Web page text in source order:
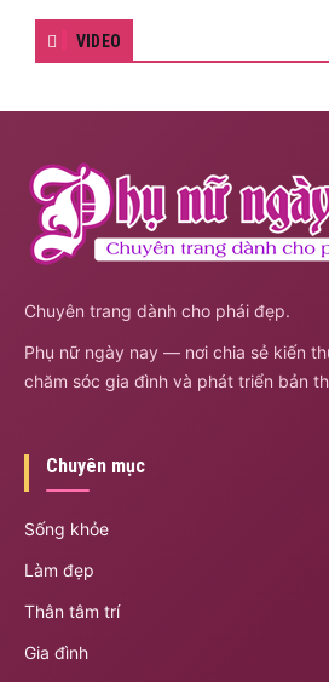
VIDEO
Chuyên trang dành cho phái đẹp.
Phụ nữ ngày nay — nơi chia sẻ kiến
chăm sóc gia đình và phát triển bản
Chuyên mục
Sống khỏe
Làm đẹp
Thân tâm trí
Gia đình